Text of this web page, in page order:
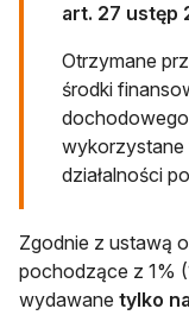
art. 27 ustęp
Otrzymane
środki
wykorzystane
działalności
Zgodnie z ustawą
pochodzące z 1%
wydawane tylko na